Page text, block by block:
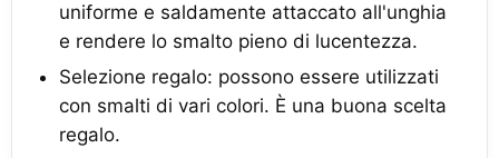
uniforme e saldamente attaccato all'unghia
e rendere lo smalto pieno di lucentezza.
Selezione regalo: possono essere utilizzati
con smalti di vari colori. È una buona scelta
regalo.